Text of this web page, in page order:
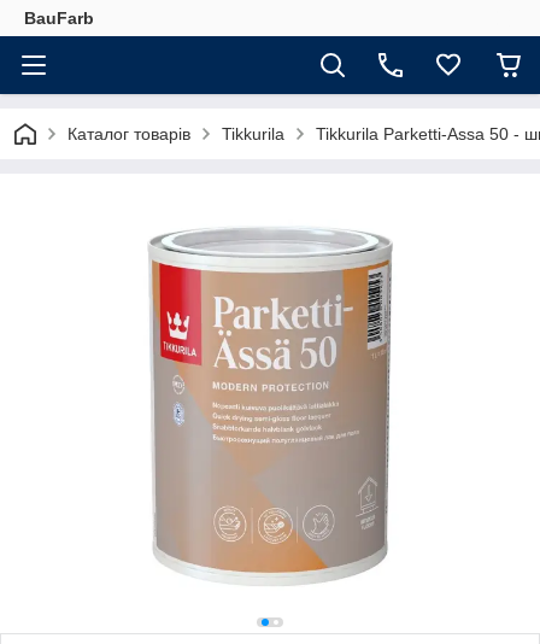
BauFarb
Каталог товарів Tikkurila Tikkurila Parketti-Assa 50 -